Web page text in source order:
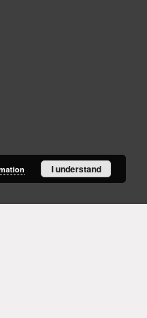
I understand